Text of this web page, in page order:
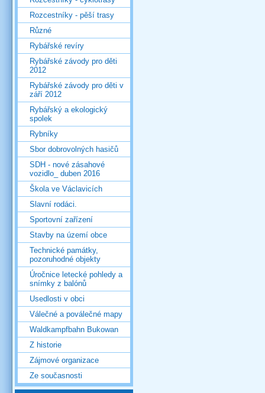
Rozcestníky - pěší trasy
Různé
Rybářské revíry
Rybářské závody pro děti
2012
Rybářské závody pro děti v
září 2012
Rybářský a ekologický
spolek
Rybníky
Sbor dobrovolných hasičů
SDH - nové zásahové
vozidlo_ duben 2016
Škola ve Václavicích
Slavní rodáci.
Sportovní zařízení
Stavby na území obce
Technické památky,
pozoruhodné objekty
Úročnice letecké pohledy a
snímky z balónů
Usedlosti v obci
Válečné a poválečné mapy
Waldkampfbahn Bukowan
Z historie
Zájmové organizace
Ze současnosti